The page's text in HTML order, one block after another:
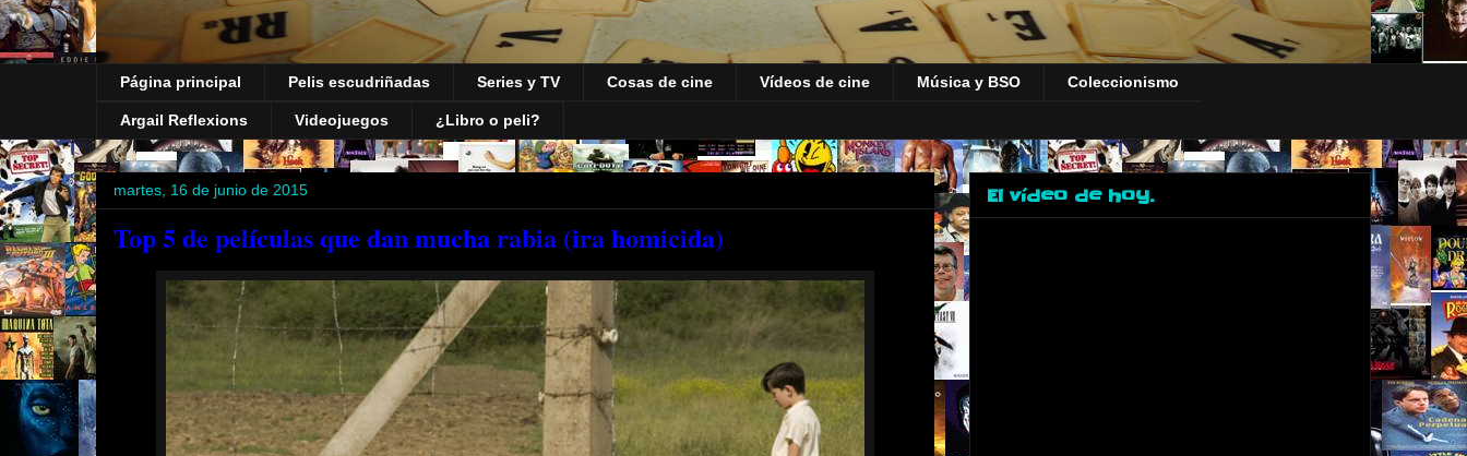
Página principal Pelis escudriñadas Series y TV Cosas de cine Vídeos de cine Música y BSO Coleccionismo
Argail Reflexions Videojuegos ¿Libro o peli?
martes, 16 de junio de 2015
Top 5 de películas que dan mucha rabia (ira homicida)
El vídeo de hoy.